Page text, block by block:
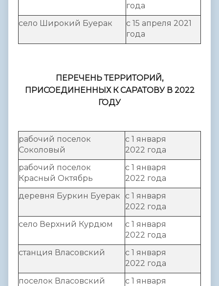
года
село Широкий Буерак
с 15 апреля 2021
года
ПЕРЕЧЕНЬТЕРРИТОРИЙ,
ПРИСОЕДИНЕННЫХ К САРАТОВУ В 2022
ГОДУ
рабочий поселок
Соколовый
с 1 января
2022 года
рабочий поселок
Красный Октябрь
с 1 января
2022 года
деревня Буркин Буерак
с 1 января
2022 года
село Верхний Курдюм
с 1 января
2022 года
станция Власовский
с 1 января
2022 года
поселок Власовский
с 1 января